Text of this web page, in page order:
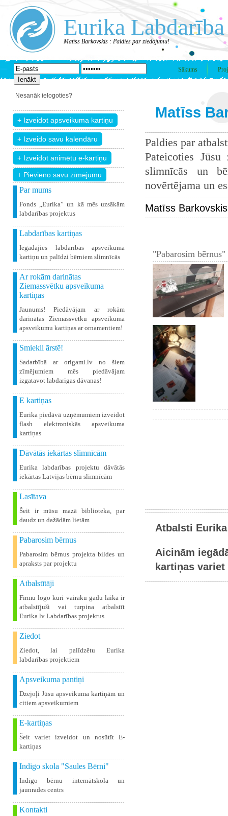
Eurika Labdarība
Matīss Barkovskis : Paldies par ziedojumu!
Sākums
Nesanāk ielogoties?
+ Pievieno savu zīmējumu
Par mums
Fonds „Eurika” un kā mēs uzsākām
labdarības projektus
Labdarības kartiņas
Iegādājies labdarības apsveikuma
kartiņu un palīdzi bērniem slimnīcās
Ar rokām darinātas
Ziemassvētku apsveikuma
kartiņas
Jaunums! Piedāvājam ar rokām
darinātas Ziemassvētku apsveikuma
apsveikumu kartiņas ar ornamentiem!
Smiekli ārstē!
Sadarbībā ar origami.lv no šiem
zīmējumiem mēs piedāvājam
izgatavot labdarīgas dāvanas!
E kartiņas
Eurika piedāvā uzņēmumiem izveidot
flash elektroniskās apsveikuma
kartiņas
Dāvātās iekārtas slimnīcām
Eurika labdarības projektu dāvātās
iekārtas Latvijas bērnu slimnīcām
Lasītava
Šeit ir mūsu mazā biblioteka, par
daudz un dažādām lietām
Pabarosim bērnus
Pabarosim bērnus projekta bildes un
apraksts par projektu
Atbalstītāji
Firmu logo kuri vairāku gadu laikā ir
atbalstījuši vai turpina atbalstīt
Eurika.lv Labdarības projektus.
Ziedot
Ziedot, lai palīdzētu Eurika
labdarības projektiem
Apsveikuma pantiņi
Dzejoļi Jūsu apsveikuma kartiņām un
citiem apsveikumiem
E-kartiņas
Šeit variet izveidot un nosūtīt E-
kartiņas
Indigo skola "Saules Bērni"
Indīgo bērnu internātskola un
jaunrades centrs
Kontakti
Matīss
Paldies par
Pateicoties
slimnīcās un
novērtējama un
Matīss
"Pabarosim
Atbalsti
Aicinām
kartiņas variet